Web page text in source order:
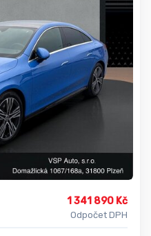
1 341 890 Kč
Odpočet DPH